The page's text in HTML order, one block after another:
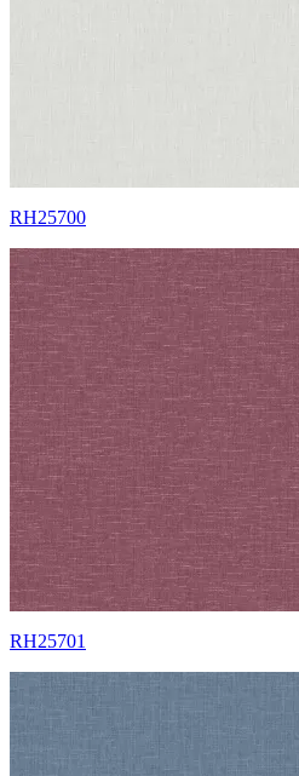
RH25700
RH25701